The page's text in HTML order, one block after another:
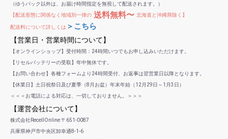
（ゆうパック以外は、お届け時間指定を無視して配送されます。）
【配送形態に関係なく地域別一律の 送料無料〜 北海道と沖縄県除く】
配送料について詳しくは ＞こちら
【営業日・営業時間について】
【オンラインショップ】受付時間：24時間いつでもお申し込みいただけます。
【リセルバッテリーの受取】年中無休です。
【お問い合わせ】各種フォームより24時間受付、お返事は翌営業日以降となります。
【休業日】土日祝祭日及び夏季（8月お盆）年末年始（12月29日～1月3日）
＜＜＜お電話による対応は、一切しておりません。＞＞＞
【運営会社について】
株式会社RecellOnline 〒651-0087
兵庫県神戸市中央区卸幸通8-1-6